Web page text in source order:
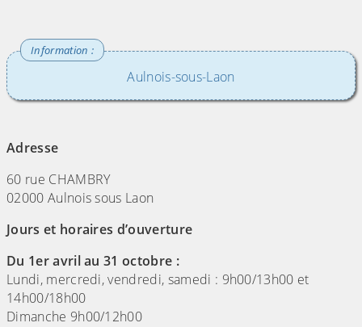
Aulnois-sous-Laon
Adresse
60 rue CHAMBRY
02000 Aulnois sous Laon
Jours et horaires d’ouverture
Du 1er avril au 31 octobre :
Lundi, mercredi, vendredi, samedi : 9h00/13h00 et
14h00/18h00
Dimanche 9h00/12h00